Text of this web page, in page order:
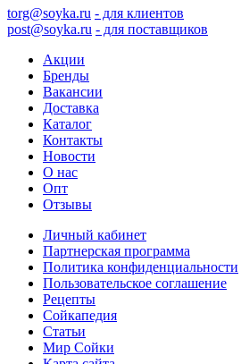
torg@soyka.ru - для клиентов
post@soyka.ru - для поставщиков
Акции
Бренды
Вакансии
Доставка
Каталог
Контакты
Новости
О нас
Опт
Отзывы
Личный кабинет
Партнерская программа
Политика конфиденциальности
Пользовательское соглашение
Рецепты
Сойкапедия
Статьи
Мир Сойки